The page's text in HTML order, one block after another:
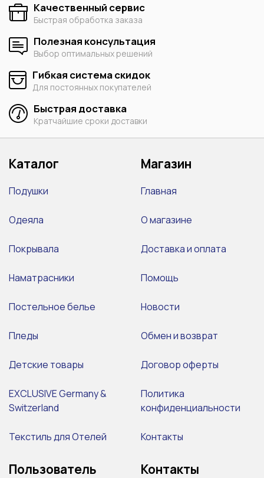
Качественный сервис
Быстрая обработка заказа
Полезная консультация
Выбор оптимальных решений
Гибкая система скидок
Для постоянных покупателей
Быстрая доставка
Кратчайшие сроки доставки
Каталог
Подушки
Одеяла
Покрывала
Наматрасники
Постельное белье
Пледы
Детские товары
EXCLUSIVE Germany &
Switzerland
Текстиль для Отелей
Магазин
Главная
О магазине
Доставка и оплата
Помощь
Новости
Обмен и возврат
Договор оферты
Политика
конфиденциальности
Контакты
Пользователь Контакты